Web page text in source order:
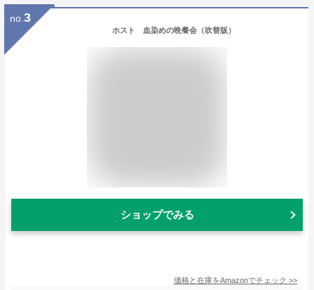
no. 3
ホスト 血染めの晩餐会（吹替版）
ショップでみる
価格と在庫をAmazonでチェック >>